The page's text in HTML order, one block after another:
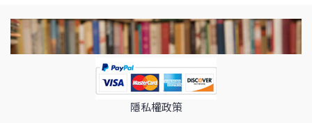
隱私權政策